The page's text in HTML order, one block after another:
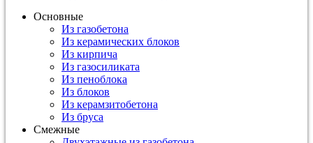
Основные
Из газобетона
Из керамических блоков
Из кирпича
Из газосиликата
Из пеноблока
Из блоков
Из керамзитобетона
Из бруса
Смежные